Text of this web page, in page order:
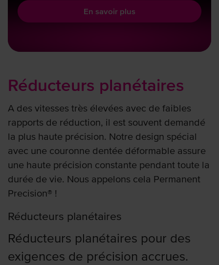
En savoir plus
Réducteurs planétaires
A des vitesses très élevées avec de faibles
rapports de réduction, il est souvent demandé
la plus haute précision. Notre design spécial
avec une couronne dentée déformable assure
une haute précision constante pendant toute la
durée de vie. Nous appelons cela Permanent
Precision® !
Réducteurs planétaires
Réducteurs planétaires pour des
exigences de précision accrues.